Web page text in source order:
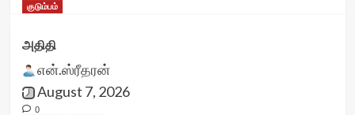
குடும்பம்
அதிதி
என்.ஸ்ரீதரன்
August 7, 2026
0